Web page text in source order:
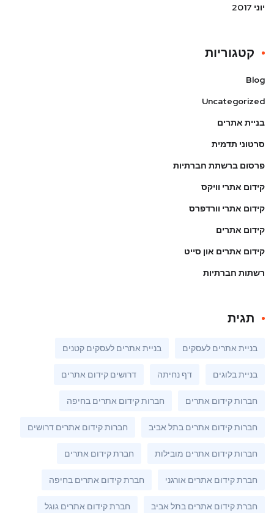
יוני 2017
קטגוריות
Blog
Uncategorized
בניית אתרים
סרטוני תדמית
פרסום ברשתת חברתיות
קידום אתרי וויקס
קידום אתרי וורדפרס
קידום אתרים
קידום אתרים און סייט
רשתות חברתיות
תגית
בניית אתרים לעסקים בניית אתרים לעסקים קטנים
בניית בלוגים דף נחיתה דרושים קידום אתרים
חברות קידום אתרים חברות קידום אתרים בחיפה
חברות קידום אתרים בתל אביב חברות קידום אתרים דרושים
חברות קידום אתרים מובילות חברת קידום אתרים
חברת קידום אתרים אורגני חברת קידום אתרים בחיפה
חברת קידום אתרים בתל אביב חברת קידום אתרים גוגל